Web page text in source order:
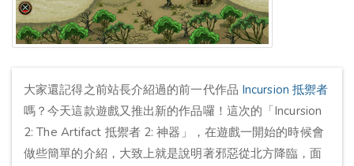
大家還記得之前站長介紹過的前一代作品 Incursion 抵禦者
嗎？今天這款遊戲又推出新的作品囉！這次的「Incursion
2: The Artifact 抵禦者 2: 神器」，在遊戲一開始的時候會
做些簡單的介紹，大致上就是說明著邪惡從北方降臨，面